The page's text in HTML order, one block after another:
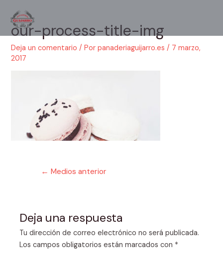
contenido
our-process-title-img
Deja un comentario / Porpanaderiaguijarro.es/ 7 marzo,
2017
Navegación
← Medios anterior
Deja una respuesta
Tu dirección de correo electrónico no será publicada.
Los campos obligatorios están marcados con *